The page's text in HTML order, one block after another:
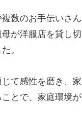
数のお手伝いさん
が洋服店を貸し切
。
て感性を磨き、家
とで、家庭環境が